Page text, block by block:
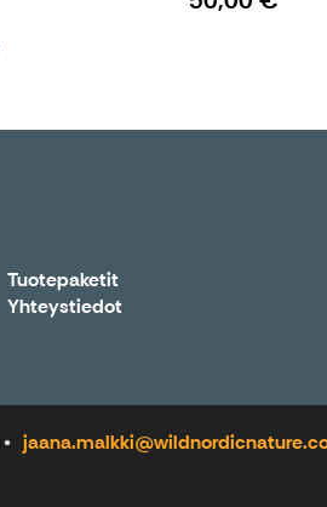
Tuotepaketit
Yhteystiedot